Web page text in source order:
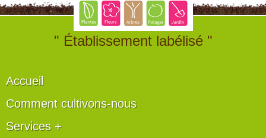
" Établissement labélisé "
Accueil
Comment cultivons-nous
Services +